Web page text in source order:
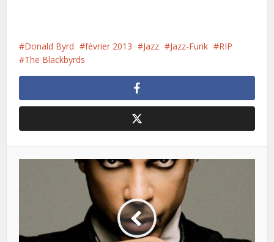
Donald Byrd février 2013 Jazz Jazz-Funk
RIP
The Blackbyrds